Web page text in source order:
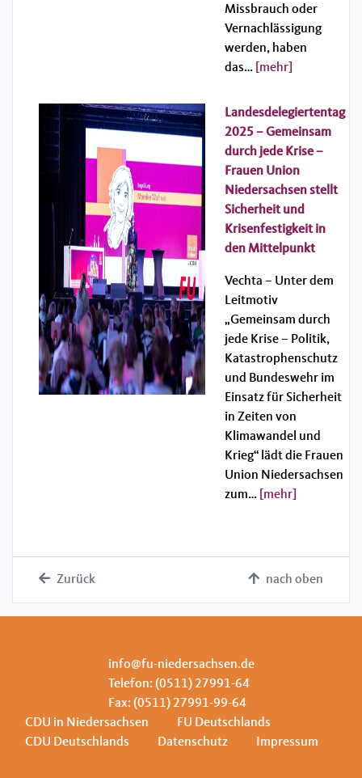
Missbrauch oder
Vernachlässigung
werden, haben
das… [mehr]
Landesdelegiertentag
2025 – Gemeinsam
durch jede Krise –
Frauen Union
Niedersachsen stellt
Sicherheit und
Krisenfestigkeit in
den Mittelpunkt
Vechta – Unter dem
Leitmotiv
„Gemeinsam durch
jede Krise – Politik,
Katastrophenschutz
und Bundeswehr im
Einsatz für Sicherheit
in Zeiten von
Klimawandel und
Krieg“ lädt die Frauen
Union Niedersachsen
zum… [mehr]
Zurück nach oben
info@fu-niedersachsen.de
Telefon: (0511) 27991-64
Fax: (0511) 27991-99-64
CDU in Niedersachsen
FU Deutschlands
CDU Deutschlands
Datenschutz Impressum